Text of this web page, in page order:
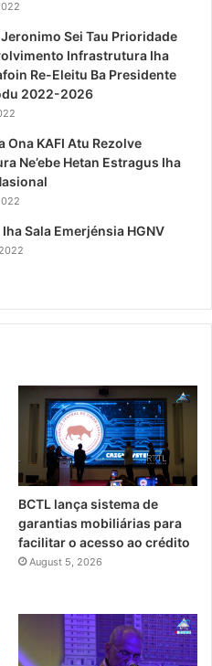
Sei Tau Prioridade
Infrastrutura Iha
Re-Eleitu Ba Presidente
2022-2026
Ona KAFI Atu Rezolve
Ne’ebe Hetan Estragus Iha
Sala Emerjénsia HGNV
BCTL lança sistema de
garantias mobiliárias para
facilitar o acesso ao crédito
August 5, 2026